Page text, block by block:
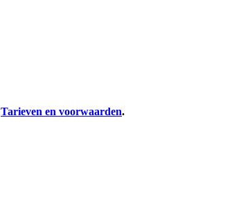
Tarieven en voorwaarden.